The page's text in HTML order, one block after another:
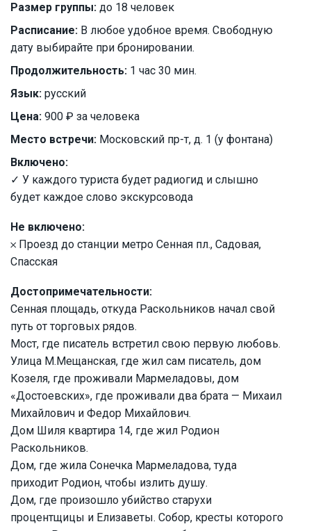
Размер группы: до 18 человек
Расписание: В любое удобное время. Свободную
дату выбирайте при бронировании.
Продолжительность: 1 час 30 мин.
Язык: русский
Цена: 900 ₽ за человека
Место встречи: Московский пр-т, д. 1 (у фонтана)
Включено:
✓ У каждого туриста будет радиогид и слышно
будет каждое слово экскурсовода
Не включено:
𐄂 Проезд до станции метро Сенная пл., Садовая,
Спасская
Достопримечательности:
Сенная площадь, откуда Раскольников начал свой
путь от торговых рядов.
Мост, где писатель встретил свою первую любовь.
Улица М.Мещанская, где жил сам писатель, дом
Козеля, где проживали Мармеладовы, дом
«Достоевских», где проживали два брата — Михаил
Михайлович и Федор Михайлович.
Дом Шиля квартира 14, где жил Родион
Раскольников.
Дом, где жила Сонечка Мармеладова, туда
приходит Родион, чтобы излить душу.
Дом, где произошло убийство старухи
процентщицы и Елизаветы. Собор, кресты которого